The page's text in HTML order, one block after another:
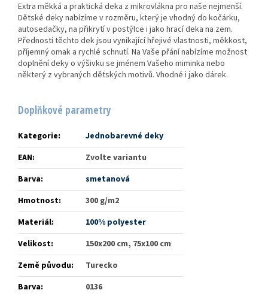
Extra měkká a praktická deka z mikrovlákna pro naše nejmenší.
Dětské deky nabízíme v rozměru, který je vhodný do kočárku,
autosedačky, na přikrytí v postýlce i jako hrací deka na zem.
Předností těchto dek jsou vynikající hřejivé vlastnosti, měkkost,
příjemný omak a rychlé schnutí. Na Vaše přání nabízíme možnost
doplnění deky o výšivku se jménem Vašeho miminka nebo
některý z vybraných dětských motivů. Vhodné i jako dárek.
Doplňkové parametry
Kategorie:
Jednobarevné deky
EAN:
Zvolte variantu
Barva:
smetanová
Hmotnost:
300 g/m2
Materiál:
100% polyester
Velikost:
150x200 cm, 75x100 cm
Země původu:
Turecko
Barva: 0136